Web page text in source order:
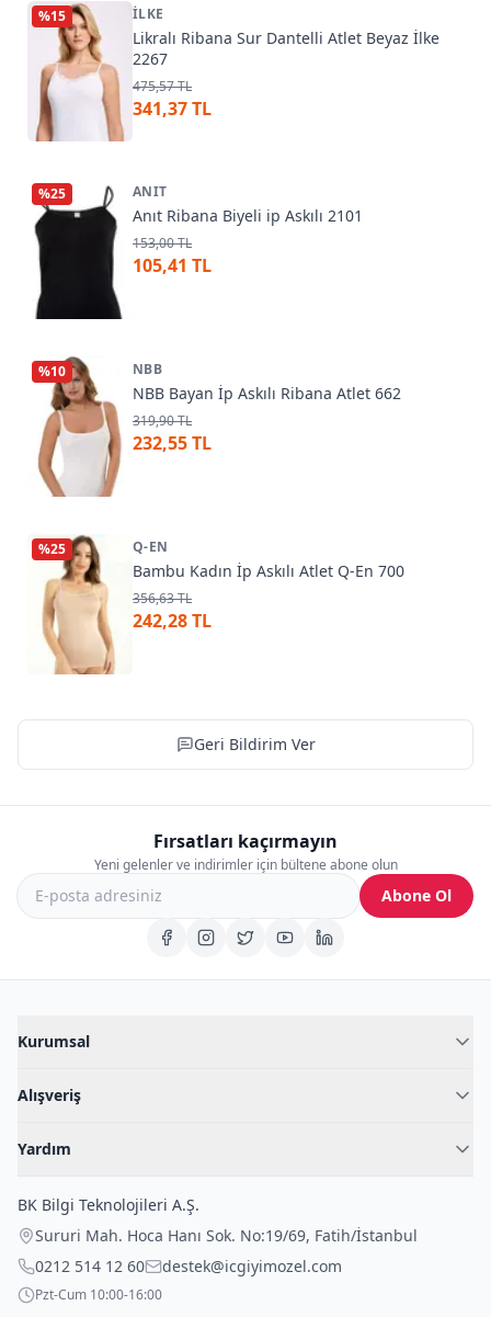
%15 İLKE
Likralı Ribana Sur Dantelli Atlet Beyaz İlke
2267
475,57 TL
341,37 TL
%25 ANIT
Anıt Ribana Biyeli ip Askılı 2101
153,00 TL
105,41 TL
%10 NBB
NBB Bayan İp Askılı Ribana Atlet 662
319,90 TL
232,55 TL
%25 Q-EN
Bambu Kadın İp Askılı Atlet Q-En 700
356,63 TL
242,28 TL
Geri Bildirim Ver
Fırsatları kaçırmayın
Yeni gelenler ve indirimler için bültene abone olun
Abone Ol
Kurumsal
Blog
İç Giyim Rehberi
Alışveriş
Fantazi İç Giyim
Çocuk İç Giyim
Outlet Fırsatları
Yardım
İade Politikası
Gizli Paketleme
BK Bilgi Teknolojileri A.Ş.
Sururi Mah. Hoca Hanı Sok. No:19/69, Fatih/İstanbul
0212 514 12 60
destek@icgiyimozel.com
Pzt-Cum 10:00-16:00